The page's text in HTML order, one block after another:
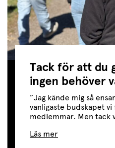
Tack för att du
ingen behöver
”Jag kände mig så
vanligaste budskapet
medlemmar. Men tack
Läs mer